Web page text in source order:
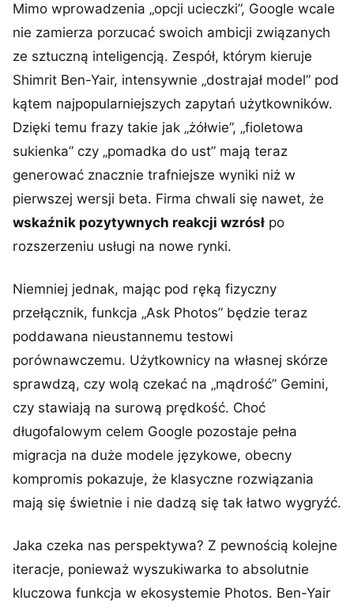
Mimo wprowadzenia „opcji ucieczki”, Google wcale
nie zamierza porzucać swoich ambicji związanych
ze sztuczną inteligencją. Zespół, którym kieruje
Shimrit Ben-Yair, intensywnie „dostrajał model” pod
kątem najpopularniejszych zapytań użytkowników.
Dzięki temu frazy takie jak „żółwie”, „fioletowa
sukienka” czy „pomadka do ust” mają teraz
generować znacznie trafniejsze wyniki niż w
pierwszej wersji beta. Firma chwali się nawet, że
wskaźnik pozytywnych reakcji wzrósł po
rozszerzeniu usługi na nowe rynki.
Niemniej jednak, mając pod ręką fizyczny
przełącznik, funkcja „Ask Photos” będzie teraz
poddawana nieustannemu testowi
porównawczemu. Użytkownicy na własnej skórze
sprawdzą, czy wolą czekać na „mądrość” Gemini,
czy stawiają na surową prędkość. Choć
długofalowym celem Google pozostaje pełna
migracja na duże modele językowe, obecny
kompromis pokazuje, że klasyczne rozwiązania
mają się świetnie i nie dadzą się tak łatwo wygryźć.
Jaka czeka nas perspektywa? Z pewnością kolejne
iteracje, ponieważ wyszukiwarka to absolutnie
kluczowa funkcja w ekosystemie Photos. Ben-Yair